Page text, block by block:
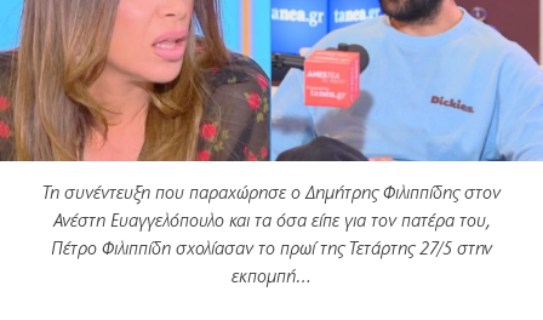
Τη συνέντευξη που παραχώρησε ο Δημήτρης Φιλιππίδης στον
Ανέστη Ευαγγελόπουλο και τα όσα είπε για τον πατέρα του,
Πέτρο Φιλιππίδη σχολίασαν το πρωί της Τετάρτης 27/5 στην
εκπομπή…